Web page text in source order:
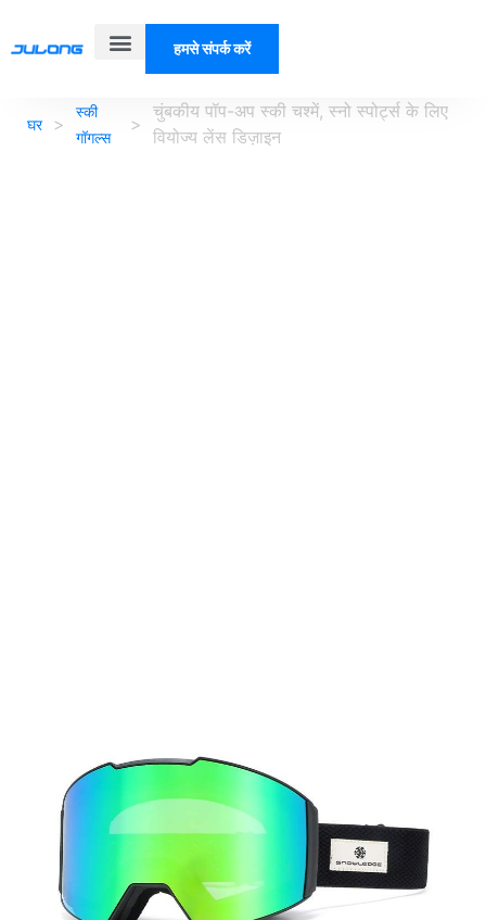
हमसे संपर्क करें
घर >
स्की
गॉगल्स
>
चुंबकीय पॉप-अप स्की चश्में, स्नो स्पोर्ट्स के लिए
वियोज्य लेंस डिज़ाइन